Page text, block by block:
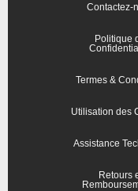
Contactez-
Politique
Termes &
Utilisation des
Assistance
Retours